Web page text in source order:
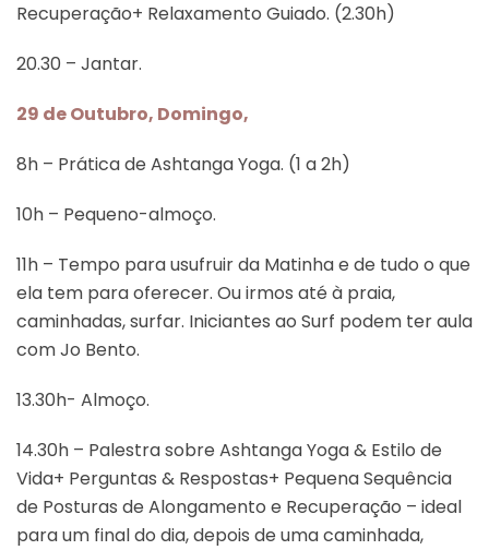
Recuperação+ Relaxamento Guiado. (2.30h)
20.30 – Jantar.
29 de Outubro, Domingo,
8h – Prática de Ashtanga Yoga. (1 a 2h)
10h – Pequeno-almoço.
11h – Tempo para usufruir da Matinha e de tudo o que
ela tem para oferecer. Ou irmos até à praia,
caminhadas, surfar. Iniciantes ao Surf podem ter aula
com Jo Bento.
13.30h- Almoço.
14.30h – Palestra sobre Ashtanga Yoga & Estilo de
Vida+ Perguntas & Respostas+ Pequena Sequência
de Posturas de Alongamento e Recuperação – ideal
para um final do dia, depois de uma caminhada,